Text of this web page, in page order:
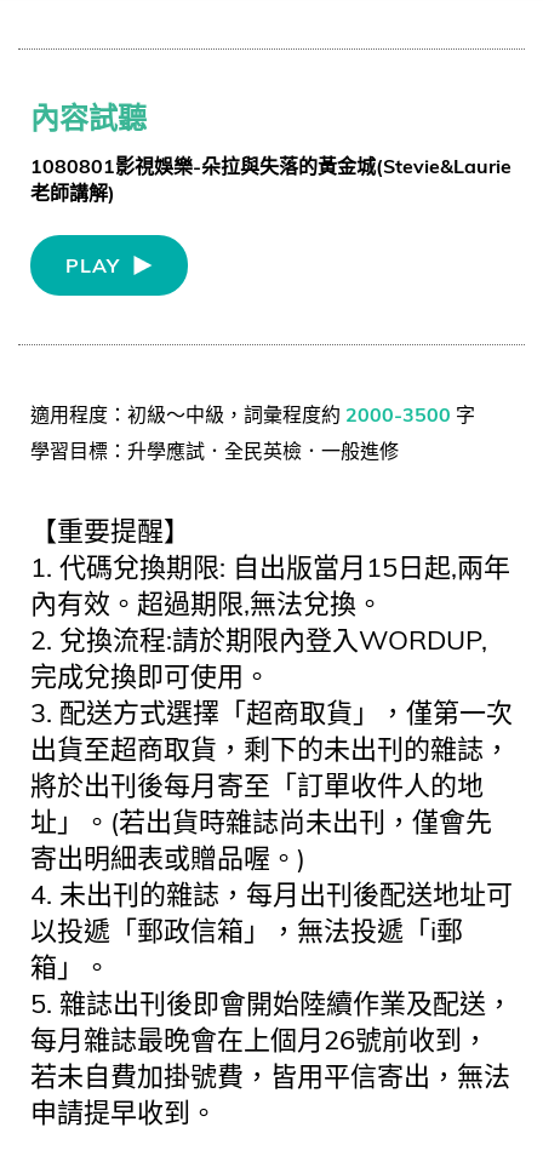
內容試聽
1080801影視娛樂-朵拉與失落的黃金城(Stevie&Laurie
老師講解)
PLAY
適用程度：初級～中級，詞彙程度約 2000-3500 字
學習目標：升學應試．全民英檢．一般進修
【重要提醒】
1. 代碼兌換期限: 自出版當月15日起,兩年
內有效。超過期限,無法兌換。
2. 兌換流程:請於期限內登入WORDUP,
完成兌換即可使用。
3. 配送方式選擇「超商取貨」，僅第一次
出貨至超商取貨，剩下的未出刊的雜誌，
將於出刊後每月寄至「訂單收件人的地
址」。(若出貨時雜誌尚未出刊，僅會先
寄出明細表或贈品喔。)
4. 未出刊的雜誌，每月出刊後配送地址可
以投遞「郵政信箱」，無法投遞「i郵
箱」。
5. 雜誌出刊後即會開始陸續作業及配送，
每月雜誌最晚會在上個月26號前收到，
若未自費加掛號費，皆用平信寄出，無法
申請提早收到。